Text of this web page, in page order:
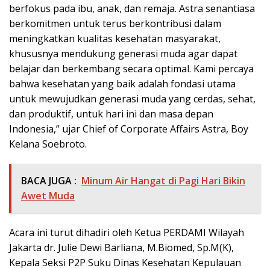
berfokus pada ibu, anak, dan remaja. Astra senantiasa
berkomitmen untuk terus berkontribusi dalam
meningkatkan kualitas kesehatan masyarakat,
khususnya mendukung generasi muda agar dapat
belajar dan berkembang secara optimal. Kami percaya
bahwa kesehatan yang baik adalah fondasi utama
untuk mewujudkan generasi muda yang cerdas, sehat,
dan produktif, untuk hari ini dan masa depan
Indonesia,” ujar Chief of Corporate Affairs Astra, Boy
Kelana Soebroto.
BACA JUGA : Minum Air Hangat di Pagi Hari Bikin
Awet Muda
Acara ini turut dihadiri oleh Ketua PERDAMI Wilayah
Jakarta dr. Julie Dewi Barliana, M.Biomed, Sp.M(K),
Kepala Seksi P2P Suku Dinas Kesehatan Kepulauan